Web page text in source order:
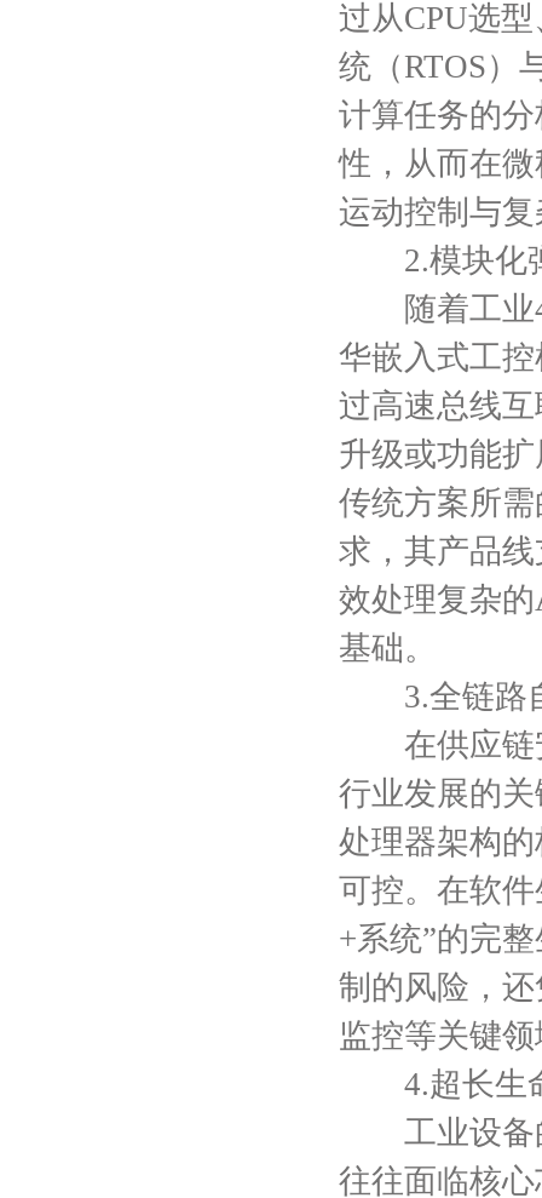
过从CPU选
统（RTOS）
计算任务的
性，从而在
运动控制与
2.模块化弹
随着工业
华嵌入式工
过高速总线
升级或功能
传统方案所
求，其产品
效处理复杂
基础。
3.全链路自
在供应链安
行业发展的
处理器架构
可控。在软
+系统”的完
制的风险，
监控等关键
4.超长生命
工业设备的
往往面临核